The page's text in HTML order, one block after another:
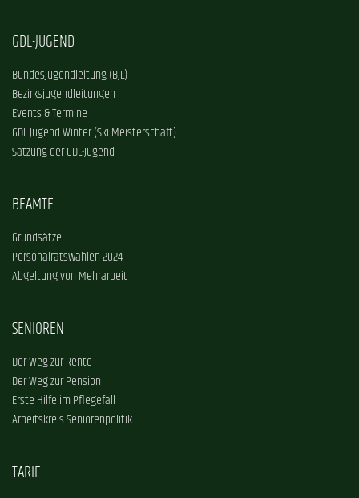
GDL-JUGEND
Bundesjugendleitung (BJL)
Bezirksjugendleitungen
Events & Termine
GDL-Jugend Winter (Ski-Meisterschaft)
Satzung der GDL-Jugend
BEAMTE
Grundsätze
Personalratswahlen 2024
Abgeltung von Mehrarbeit
SENIOREN
Der Weg zur Rente
Der Weg zur Pension
Erste Hilfe im Pflegefall
Arbeitskreis Seniorenpolitik
TARIF